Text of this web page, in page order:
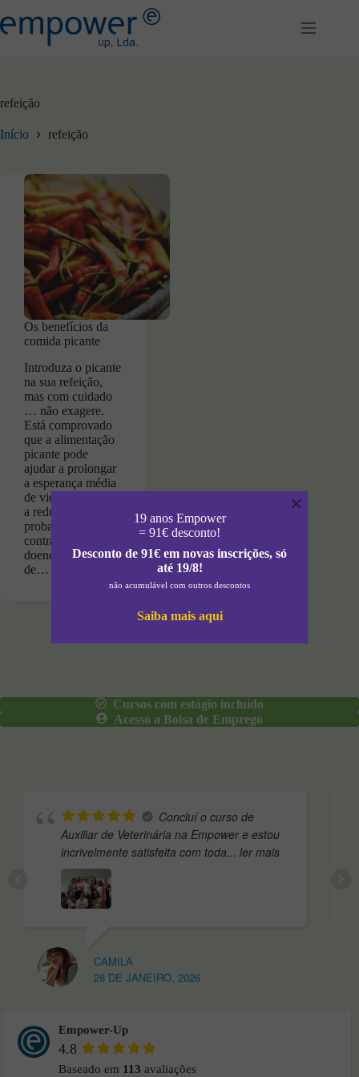
para
o
refeição
Início refeição
Os benefícios da
comida picante
Introduza o picante
na sua refeição,
mas com cuidado
… não exagere.
Está comprovado
que a alimentação
picante pode
ajudar a prolongar
a esperança média
de vida, ajudando
a reduzir a
probabilidade de
contrair algumas
doenças e a tratar
de…
Cursos com estágio incluído
Acesso a Bolsa de Emprego
Concluí o curso de
Auxiliar de Veterinária na Empower e estou
incrivelmente satisfeita com toda... ler mais
CAMILA
28 DE JANEIRO, 2026
Empower-Up
4.8
Baseado em 113 avaliações
19 anos Empower
= 91€ desconto!
Desconto de 91€ em novas inscrições, só
até 19/8!
não acumulável com outros descontos
Saiba mais aqui
×